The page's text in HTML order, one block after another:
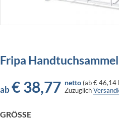
Fripa
ab €38,77 netto (ab€ 46,14
Zuzüglich
GRÖSSE